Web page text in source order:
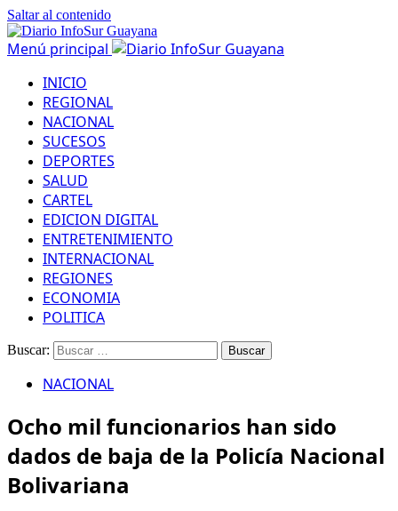
Saltar al contenido
Menú principal
INICIO
REGIONAL
NACIONAL
SUCESOS
DEPORTES
SALUD
CARTEL
EDICION DIGITAL
ENTRETENIMIENTO
INTERNACIONAL
REGIONES
ECONOMIA
POLITICA
Buscar:
NACIONAL
Ocho mil funcionarios han sido
dados de baja de la Policía Nacional
Bolivariana